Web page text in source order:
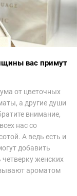
вас примут
от цветочных
а другие души
внимание,
нас со
А ведь есть и
добавить
женских
ароматом